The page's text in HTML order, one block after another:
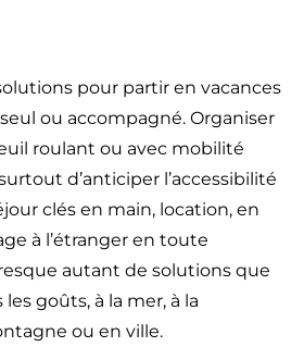
pour partir en vacances
ou accompagné. Organiser
roulant ou avec mobilité
d’anticiper l’accessibilité
clés en main, location, en
à l’étranger en toute
autant de solutions que
goûts, à la mer, à la
ou en ville.